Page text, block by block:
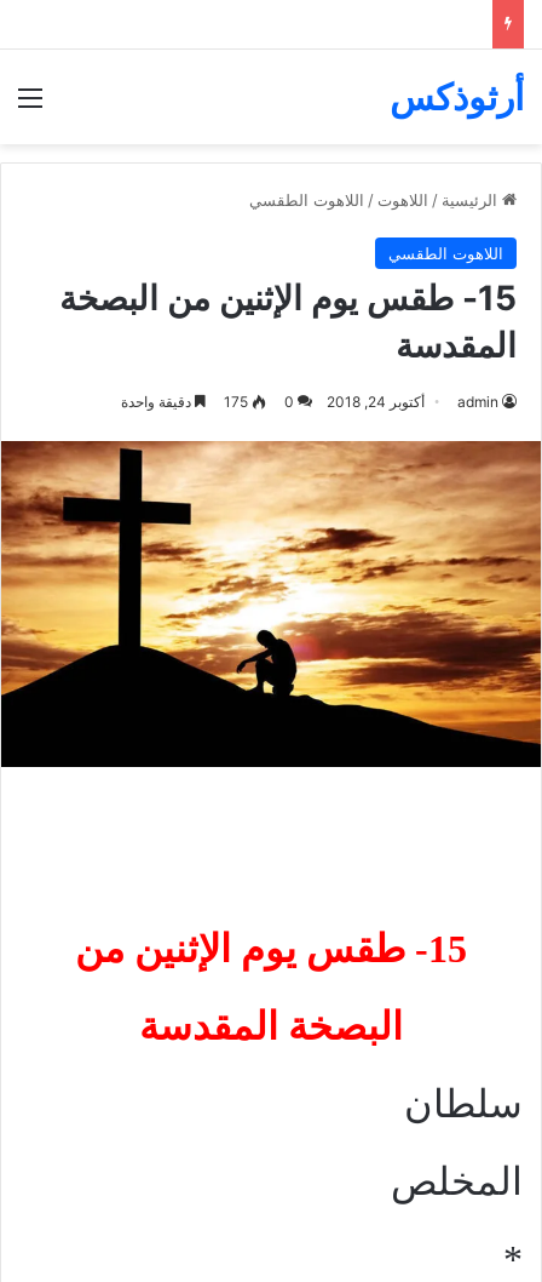
أرثوذكس
الرئيسية / اللاهوت / اللاهوت الطقسي
اللاهوت الطقسي
15- طقس يوم الإثنين من البصخة
المقدسة
admin أكتوبر 24, 2018 0
175 دقيقة واحدة
15- طقس يوم الإثنين من
البصخة المقدسة
سلطان
المخلص
*